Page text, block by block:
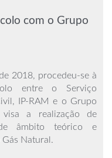
com o Grupo
2018, procedeu-se à
entre o Serviço
IP-RAM e o Grupo
a realização de
âmbito teórico e
Natural.